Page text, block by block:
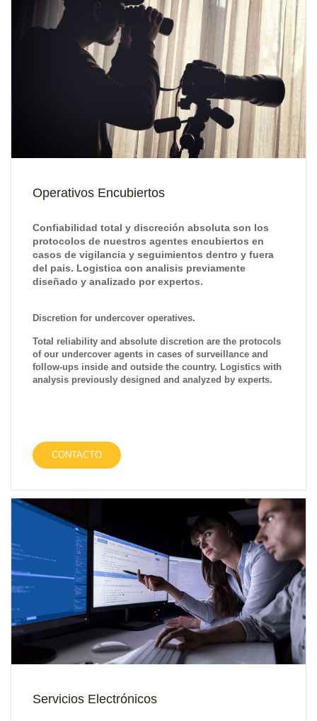
Operativos Encubiertos
Confiabilidad total y discreción absoluta son los
protocolos de nuestros agentes encubiertos en
casos de vigilancia y seguimientos dentro y fuera
del pais. Logistica con analisis previamente
diseñado y analizado por expertos.
Discretion for undercover operatives.
Total reliability and absolute discretion are the protocols
of our undercover agents in cases of surveillance and
follow-ups inside and outside the country. Logistics with
analysis previously designed and analyzed by experts.
CONTACTO
Servicios Electrónicos